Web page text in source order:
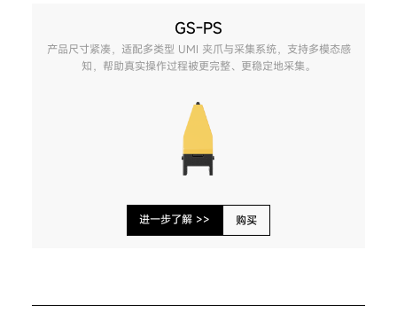
GS-PS
产品尺寸紧凑，适配多类型 UMI 夹爪与采集系统，支持多模态感
知，帮助真实操作过程被更完整、更稳定地采集。
进一步了解 >> 购买